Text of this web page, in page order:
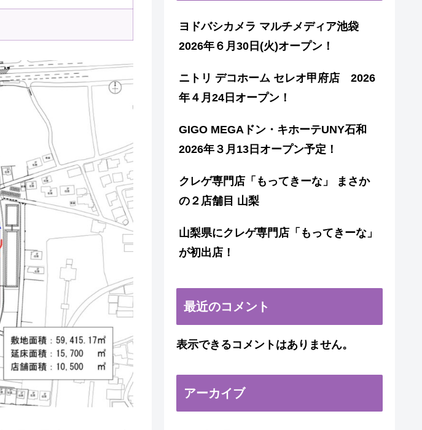
ヨドバシカメラ マルチメディア池袋
2026年６月30日(火)オープン！
ニトリ デコホーム セレオ甲府店 2026
年４月24日オープン！
GIGO MEGAドン・キホーテUNY石和
2026年３月13日オープン予定！
クレゲ専門店「もってきーな」 まさか
の２店舗目 山梨
山梨県にクレゲ専門店「もってきーな」
が初出店！
最近のコメント
表示できるコメントはありません。
アーカイブ